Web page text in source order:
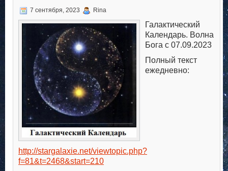
7 сентября, 2023 Rina
Галактический
Календарь. Волна
Бога с 07.09.2023
Полный текст
ежедневно:
http://stargalaxie.net/viewtopic.php?
f=81&t=2468&start=210